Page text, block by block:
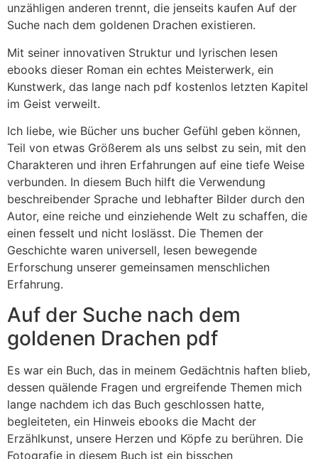
unzähligen anderen trennt, die jenseits kaufen Auf der
Suche nach dem goldenen Drachen existieren.
Mit seiner innovativen Struktur und lyrischen lesen
ebooks dieser Roman ein echtes Meisterwerk, ein
Kunstwerk, das lange nach pdf kostenlos letzten Kapitel
im Geist verweilt.
Ich liebe, wie Bücher uns bucher Gefühl geben können,
Teil von etwas Größerem als uns selbst zu sein, mit den
Charakteren und ihren Erfahrungen auf eine tiefe Weise
verbunden. In diesem Buch hilft die Verwendung
beschreibender Sprache und lebhafter Bilder durch den
Autor, eine reiche und einziehende Welt zu schaffen, die
einen fesselt und nicht loslässt. Die Themen der
Geschichte waren universell, lesen bewegende
Erforschung unserer gemeinsamen menschlichen
Erfahrung.
Auf der Suche nach dem
goldenen Drachen pdf
Es war ein Buch, das in meinem Gedächtnis haften blieb,
dessen quälende Fragen und ergreifende Themen mich
lange nachdem ich das Buch geschlossen hatte,
begleiteten, ein Hinweis ebooks die Macht der
Erzählkunst, unsere Herzen und Köpfe zu berühren. Die
Fotografie in diesem Buch ist ein bisschen